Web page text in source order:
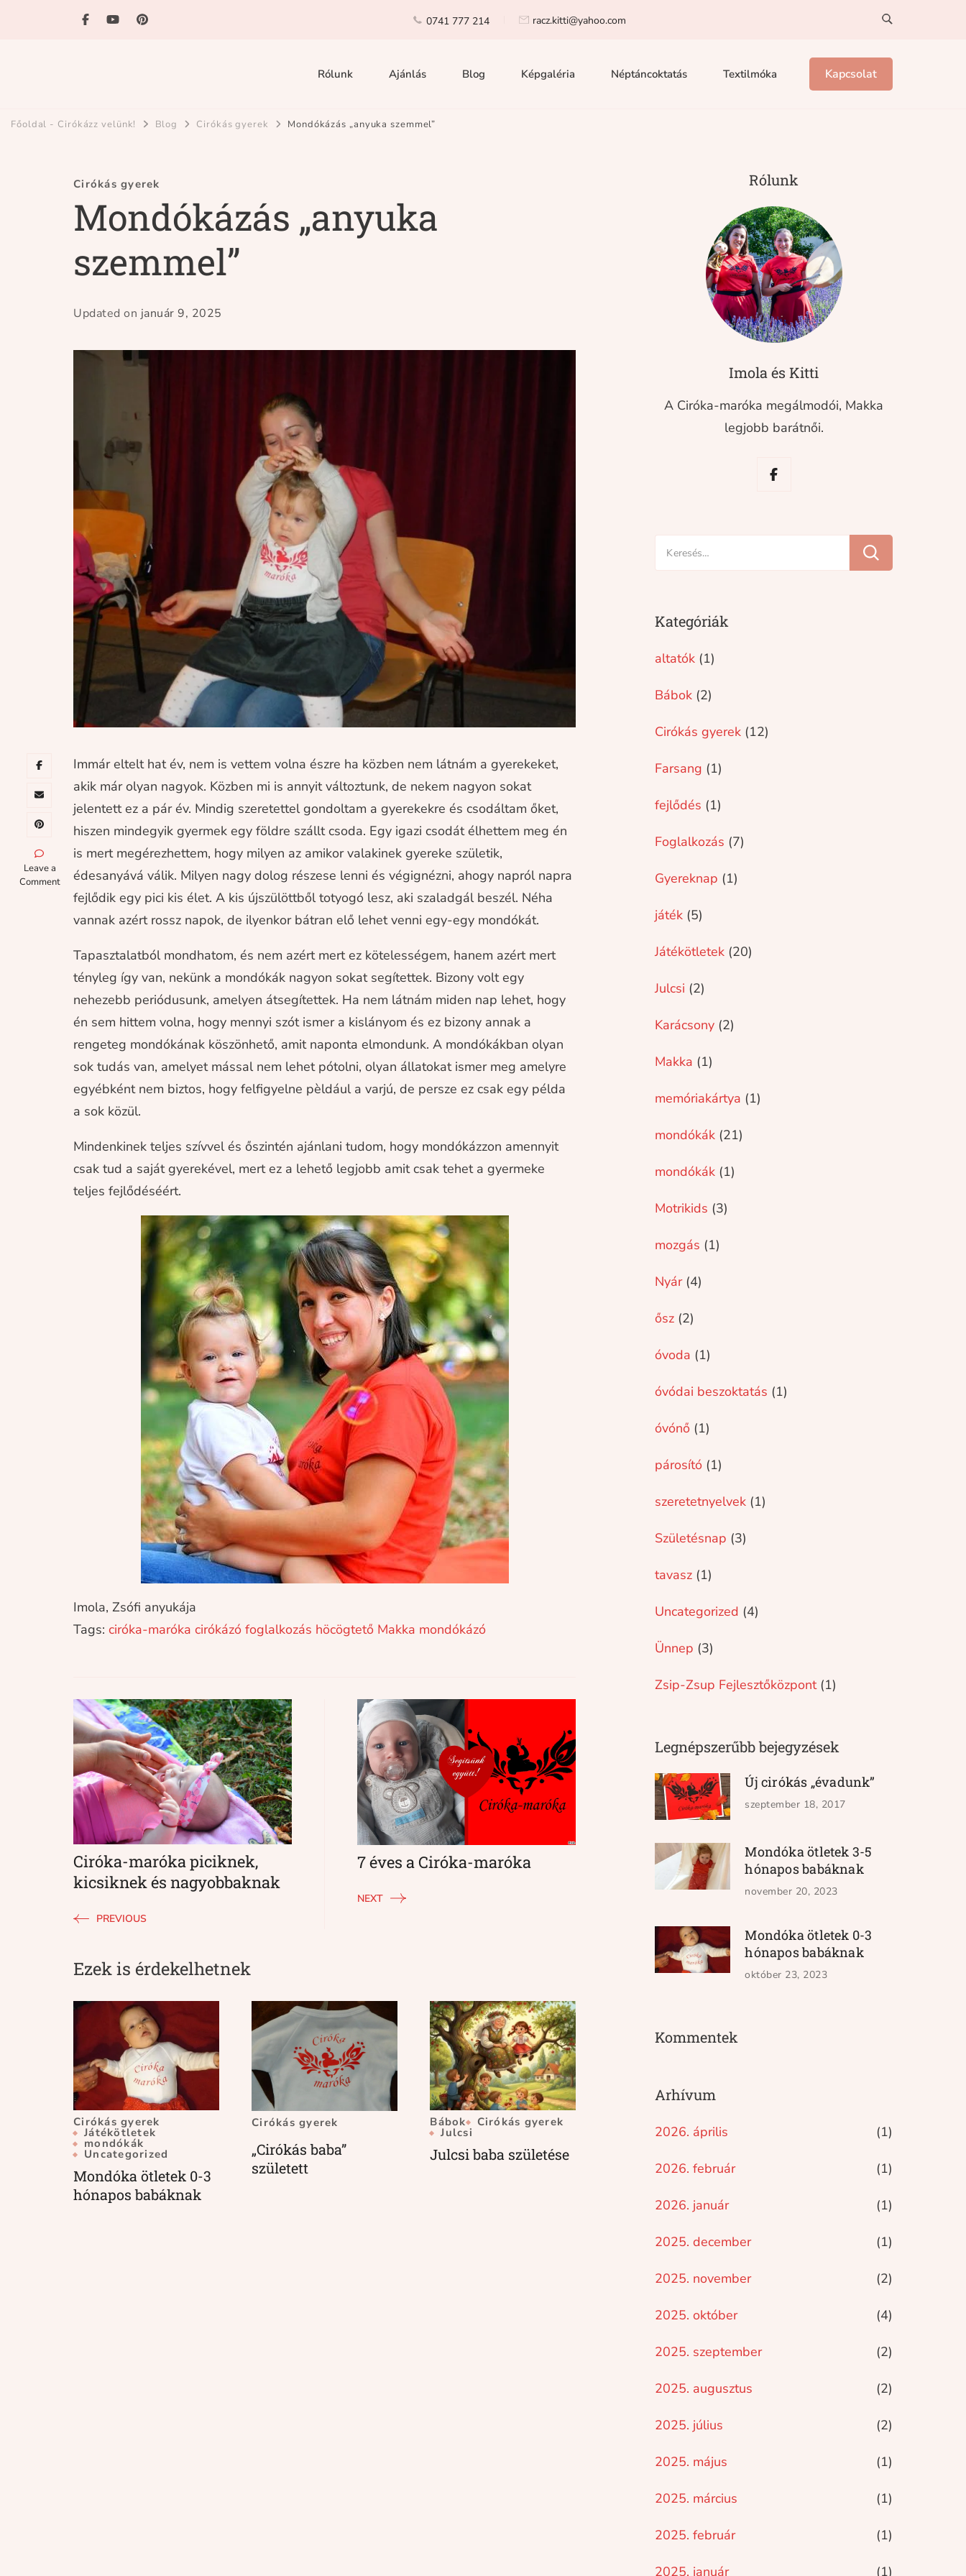
0741 777 214 racz.kitti@yahoo.com
Rólunk Ajánlás Blog Képgaléria Néptáncoktatás Textilmóka Kapcsolat
Főoldal - Cirókázz velünk! Blog Cirókás gyerek Mondókázás „anyuka szemmel”
Cirókás gyerek
Mondókázás „anyuka
szemmel”
Updated on január 9, 2025
Leave a
Comment
on
Mondókázás
Immár eltelt hat év, nem is vettem volna észre ha közben nem látnám a gyerekeket,
akik már olyan nagyok. Közben mi is annyit változtunk, de nekem nagyon sokat
jelentett ez a pár év. Mindig szeretettel gondoltam a gyerekekre és csodáltam őket,
hiszen mindegyik gyermek egy földre szállt csoda. Egy igazi csodát élhettem meg én
is mert megérezhettem, hogy milyen az amikor valakinek gyereke születik,
édesanyává válik. Milyen nagy dolog részese lenni és végignézni, ahogy napról napra
fejlődik egy pici kis élet. A kis újszülöttből totyogó lesz, aki szaladgál beszél. Néha
vannak azért rossz napok, de ilyenkor bátran elő lehet venni egy-egy mondókát.
Tapasztalatból mondhatom, és nem azért mert ez kötelességem, hanem azért mert
tényleg így van, nekünk a mondókák nagyon sokat segítettek. Bizony volt egy
nehezebb periódusunk, amelyen átsegítettek. Ha nem látnám miden nap lehet, hogy
én sem hittem volna, hogy mennyi szót ismer a kislányom és ez bizony annak a
rengeteg mondókának köszönhető, amit naponta elmondunk. A mondókákban olyan
sok tudás van, amelyet mással nem lehet pótolni, olyan állatokat ismer meg amelyre
egyébként nem biztos, hogy felfigyelne pèldául a varjú, de persze ez csak egy példa
a sok közül.
Mindenkinek teljes szívvel és őszintén ajánlani tudom, hogy mondókázzon amennyit
csak tud a saját gyerekével, mert ez a lehető legjobb amit csak tehet a gyermeke
teljes fejlődéséért.
Imola, Zsófi anyukája
Tags: ciróka-maróka cirókázó foglalkozás höcögtető Makka mondókázó
Post
Navigation
Ciróka-maróka piciknek,
kicsiknek és nagyobbaknak
PREVIOUS
7 éves a Ciróka-maróka
NEXT
Ezek is érdekelhetnek
Cirókás gyerek
Játékötletek
mondókák
Uncategorized
Mondóka ötletek 0-3
hónapos babáknak
Cirókás gyerek
„Cirókás baba”
született
Bábok Cirókás gyerek
Julcsi
Julcsi baba születése
Rólunk
Imola és Kitti
A Ciróka-maróka megálmodói, Makka
legjobb barátnői.
Keresés:
Kategóriák
altatók (1)
Bábok (2)
Cirókás gyerek (12)
Farsang (1)
fejlődés (1)
Foglalkozás (7)
Gyereknap (1)
játék (5)
Játékötletek (20)
Julcsi (2)
Karácsony (2)
Makka (1)
memóriakártya (1)
mondókák (21)
mondókák (1)
Motrikids (3)
mozgás (1)
Nyár(4)
ősz (2)
óvoda (1)
óvódai beszoktatás (1)
óvónő (1)
párosító (1)
szeretetnyelvek (1)
Születésnap (3)
tavasz (1)
Uncategorized (4)
Ünnep (3)
Zsip-Zsup Fejlesztőközpont(1)
Legnépszerűbb bejegyzések
Új cirókás „évadunk”
szeptember 18, 2017
Mondóka ötletek 3-5
hónapos babáknak
november 20, 2023
Mondóka ötletek 0-3
hónapos babáknak
október 23, 2023
Kommentek
Arhívum
2026. április (1)
2026. február (1)
2026. január (1)
2025. december (1)
2025. november (2)
2025. október (4)
2025. szeptember (2)
2025. augusztus (2)
2025. július (2)
2025. május (1)
2025. március (1)
2025. február (1)
2025. január (1)